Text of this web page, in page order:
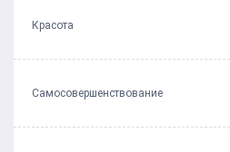
Красота
Самосовершенствование